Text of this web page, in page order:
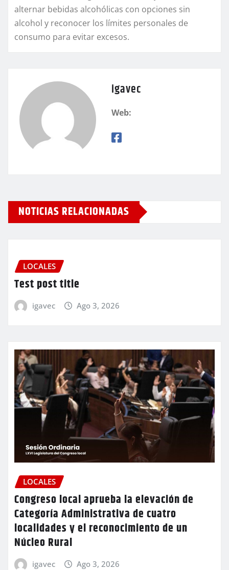
alternar bebidas alcohólicas con opciones sin
alcohol y reconocer los límites personales de
consumo para evitar excesos.
igavec
Web:
NOTICIAS RELACIONADAS
LOCALES
Test post title
igavec Ago 3, 2026
LOCALES
Congreso local aprueba la elevación de
Categoría Administrativa de cuatro
localidades y el reconocimiento de un
Núcleo Rural
igavec Ago 3, 2026